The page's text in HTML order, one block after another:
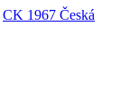
CK 1967 Česká